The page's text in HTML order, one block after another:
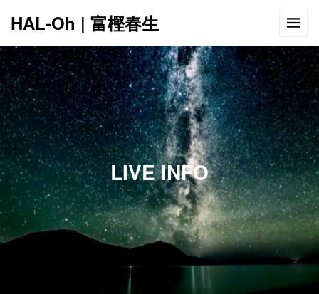
HAL-Oh | 富樫春生
LIVE INFO
12:00 AM
1:00 AM
2:00 AM